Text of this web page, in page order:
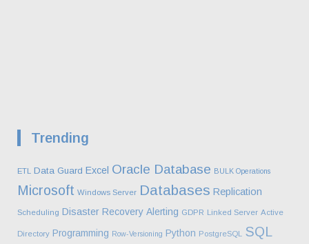
Trending
ETL Data Guard Excel Oracle Database BULK Operations
Microsoft Windows Server Databases Replication
Scheduling Disaster Recovery Alerting GDPR Linked Server Active
Directory Programming Row-Versioning Python PostgreSQL
SQL